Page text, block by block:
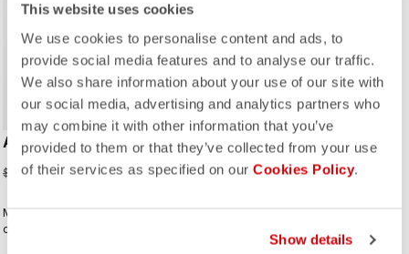
This website uses cookies
We use cookies to personalise content and ads, to
provide social media features and to analyse our traffic.
We also share information about your use of our site with
our social media, advertising and analytics partners who
may combine it with other information that you’ve
provided to them or that they’ve collected from your use
of their services as specified on our Cookies Policy.
Show details
ROSSO CORSA
AERO RACE 8S W JERSEY
$220.00 $154.00
Más de una década de innovación y
conocimientos sobre velocidad.